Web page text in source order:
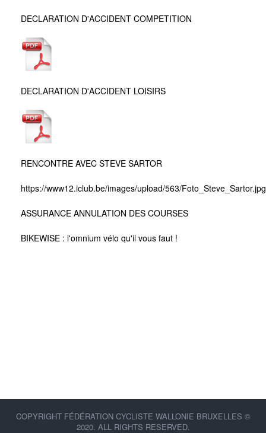
DECLARATION D'ACCIDENT COMPETITION
DECLARATION D'ACCIDENT LOISIRS
RENCONTRE AVEC STEVE SARTOR
https://www12.iclub.be/images/upload/563/Foto_Steve_Sartor.jpg
ASSURANCE ANNULATION DES COURSES
BIKEWISE : l'omnium vélo qu'il vous faut !
COPYRIGHT FÉDÉRATION CYCLISTE WALLONIE BRUXELLES ©
2020. ALL RIGHTS RESERVED.